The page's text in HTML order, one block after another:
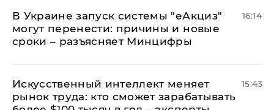
В Украине запуск системы "еАкциз"
могут перенести: причины и новые
сроки – разъясняет Минцифры
16:14
Искусственный интеллект меняет
рынок труда: кто сможет зарабатывать
15:43